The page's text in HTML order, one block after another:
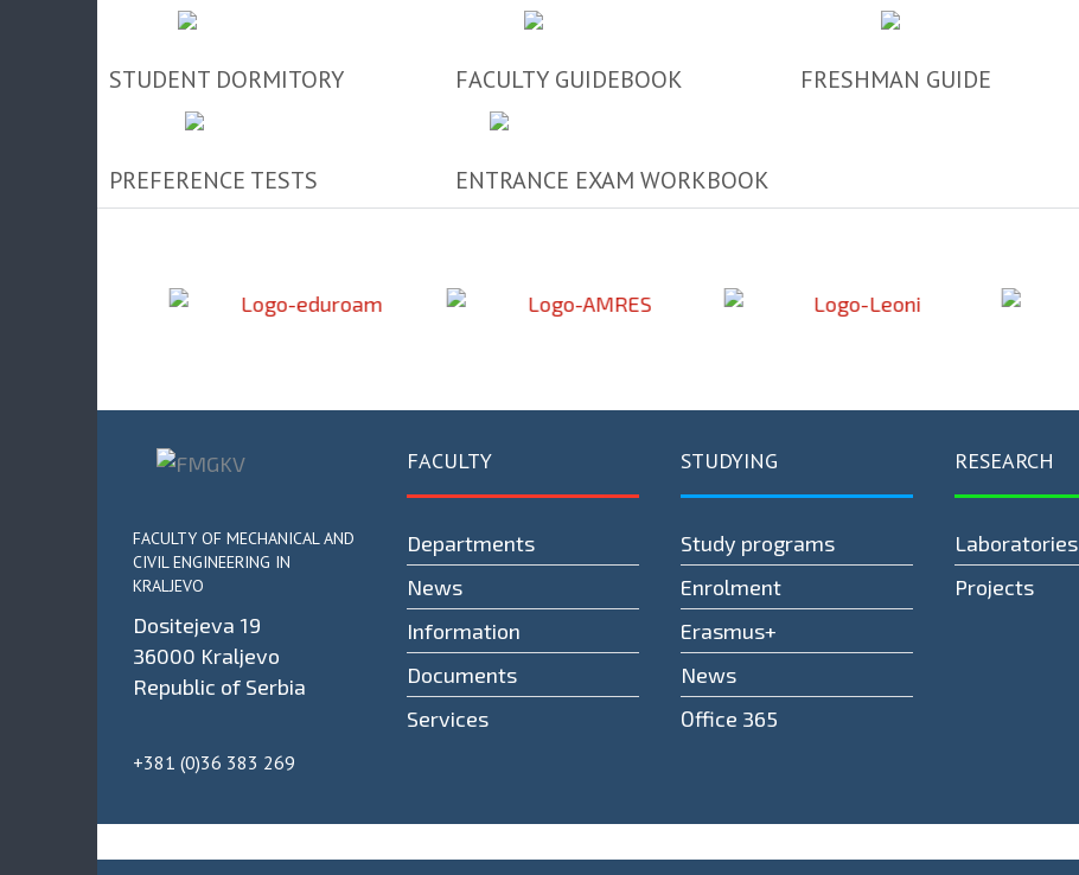
STUDENT DORMITORY FACULTY GUIDEBOOK FRESHMAN GUIDE
PREFERENCE TESTS ENTRANCE EXAM WORKBOOK
FACULTY OF MECHANICAL AND
CIVIL ENGINEERING IN
KRALJEVO
Dositejeva 19
36000 Kraljevo
Republic of Serbia
+381 (0)36 383 269
FACULTY
Departments
News
Information
Documents
Services
STUDYING
Study programs
Enrolment
Erasmus+
News
Оffice 365
RESEARCH
Laboratories
Projects